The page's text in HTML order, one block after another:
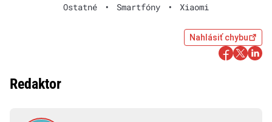
Ostatné • Smartfóny • Xiaomi
Nahlásiť chybu
Redaktor